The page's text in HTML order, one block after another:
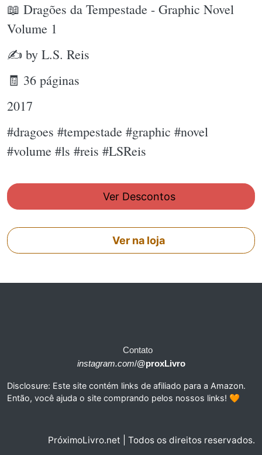
📖 Dragões da Tempestade - Graphic Novel
Volume 1
✍ by L.S. Reis
🧾 36 páginas
2017
#dragoes #tempestade #graphic #novel
#volume #ls #reis #LSReis
Ver Descontos
Ver na loja
Contato
instagram.com/@proxLivro
Disclosure: Este site contém links de afiliado para a Amazon.
Então, você ajuda o site comprando pelos nossos links! 🧡
PróximoLivro.net | Todos os direitos reservados.